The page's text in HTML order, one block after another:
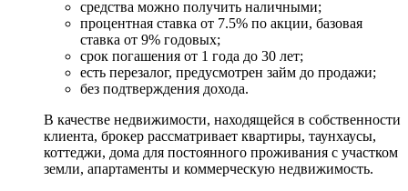
средства можно получить наличными;
процентная ставка от 7.5% по акции, базовая
ставка от 9% годовых;
срок погашения от 1 года до 30 лет;
есть перезалог, предусмотрен займ до продажи;
без подтверждения дохода.
В качестве недвижимости, находящейся в собственности
клиента, брокер рассматривает квартиры, таунхаусы,
коттеджи, дома для постоянного проживания с участком
земли, апартаменты и коммерческую недвижимость.